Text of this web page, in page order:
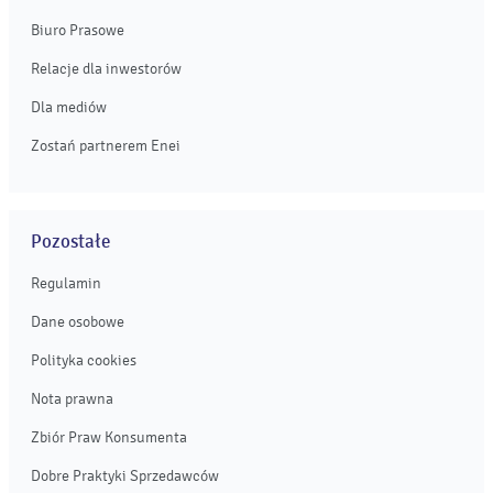
Biuro Prasowe
Relacje dla inwestorów
Dla mediów
Zostań partnerem Enei
Pozostałe
Regulamin
Dane osobowe
Polityka cookies
Nota prawna
Zbiór Praw Konsumenta
Dobre Praktyki Sprzedawców